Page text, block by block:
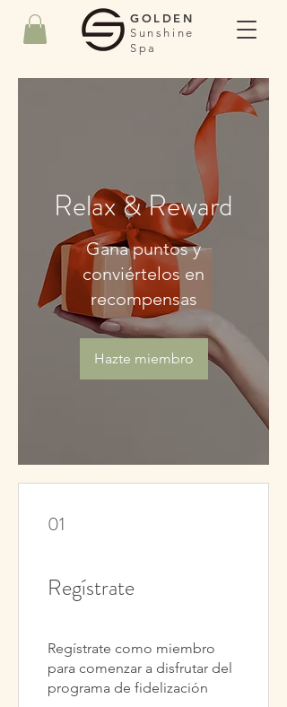
GOLDEN
Sunshine
Spa
Relax & Reward
Gana puntos y
conviértelos en
recompensas
Hazte miembro
01
Regístrate
Regístrate como miembro
para comenzar a disfrutar del
programa de fidelización